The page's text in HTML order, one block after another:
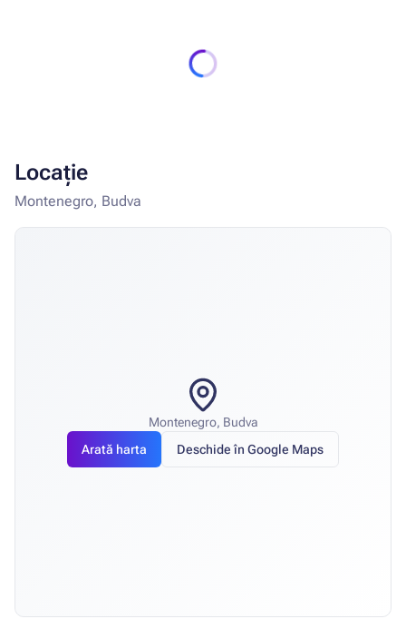
Locație
Montenegro, Budva
Montenegro, Budva
Arată harta
Deschide în Google Maps